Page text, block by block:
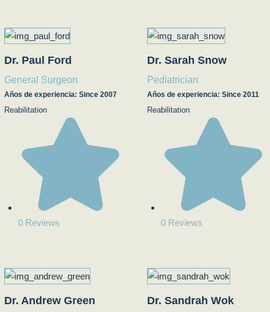
Dr. Paul Ford
General Surgeon
Años de experiencia: Since 2007
Reabilitation
0 Reviews
Dr. Sarah Snow
Pediatrician
Años de experiencia: Since 2011
Reabilitation
0 Reviews
Dr. Andrew Green Dr. Sandrah Wok